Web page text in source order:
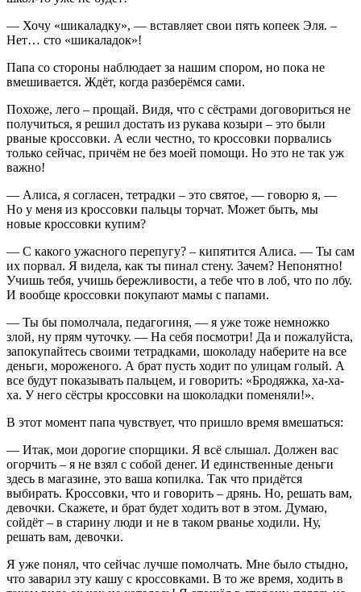
— Хочу «шикаладку», — вставляет свои пять копеек Эля. –
Нет… сто «шикаладок»!
Папа со стороны наблюдает за нашим спором, но пока не
вмешивается. Ждёт, когда разберёмся сами.
Похоже, лего – прощай. Видя, что с сёстрами договориться не
получиться, я решил достать из рукава козыри – это были
рваные кроссовки. А если честно, то кроссовки порвались
только сейчас, причём не без моей помощи. Но это не так уж
важно!
— Алиса, я согласен, тетрадки – это святое, — говорю я, —
Но у меня из кроссовки пальцы торчат. Может быть, мы
новые кроссовки купим?
— С какого ужасного перепугу? – кипятится Алиса. — Ты сам
их порвал. Я видела, как ты пинал стену. Зачем? Непонятно!
Учишь тебя, учишь бережливости, а тебе что в лоб, что по лбу.
И вообще кроссовки покупают мамы с папами.
— Ты бы помолчала, педагогиня, — я уже тоже немножко
злой, ну прям чуточку. — На себя посмотри! Да и пожалуйста,
запокупайтесь своими тетрадками, шоколаду наберите на все
деньги, мороженого. А брат пусть ходит по улицам голый. А
все будут показывать пальцем, и говорить: «Бродяжка, ха-ха-
ха. У него сёстры кроссовки на шоколадки поменяли!».
В этот момент папа чувствует, что пришло время вмешаться:
— Итак, мои дорогие спорщики. Я всё слышал. Должен вас
огорчить – я не взял с собой денег. И единственные деньги
здесь в магазине, это ваша копилка. Так что придётся
выбирать. Кроссовки, что и говорить – дрянь. Но, решать вам,
девочки. Скажете, и брат будет ходить вот в этом. Думаю,
сойдёт – в старину люди и не в таком рванье ходили. Ну,
решать вам, девочки.
Я уже понял, что сейчас лучше помолчать. Мне было стыдно,
что заварил эту кашу с кроссовками. В то же время, ходить в